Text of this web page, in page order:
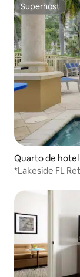
Superhost
Superhost
Quarto de hotel
*Lakeside FL